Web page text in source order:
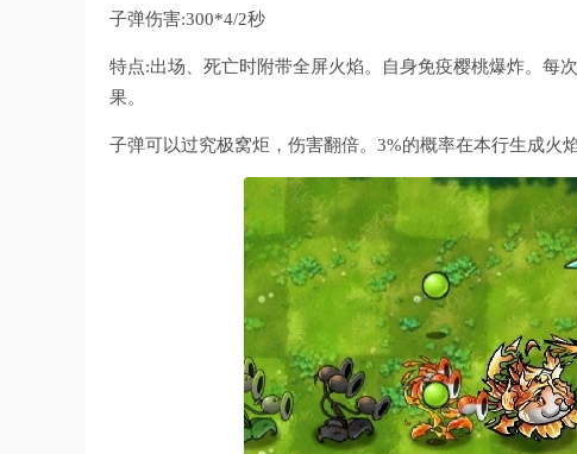
子弹伤害:300*4/2秒
特点:出场、死亡时附带全屏火焰。自身免疫樱桃爆炸。每
果。
子弹可以过究极窝炬，伤害翻倍。3%的概率在本行生成火